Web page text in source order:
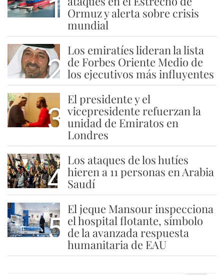
1 Ormuz y alerta sobre crisis
mundial
2
Los emiratíes lideran la lista
de Forbes Oriente Medio de
los ejecutivos más influyentes
3
El presidente y el
vicepresidente refuerzan la
unidad de Emiratos en
Londres
4
Los ataques de los hutíes
hieren a 11 personas en Arabia
Saudí
5
El jeque Mansour inspecciona
el hospital flotante, símbolo
de la avanzada respuesta
humanitaria de EAU